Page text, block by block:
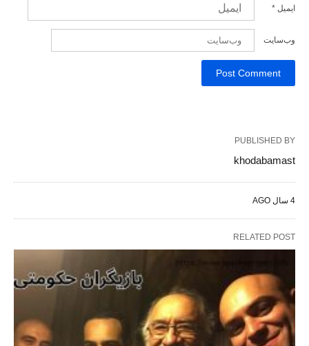
ایمیل *
وب‌سایت
PUBLISHED BY
khodabamast
4 سال AGO
RELATED POST